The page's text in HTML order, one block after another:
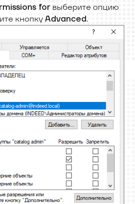
for выберите опцию
кнопкуAdvanced.